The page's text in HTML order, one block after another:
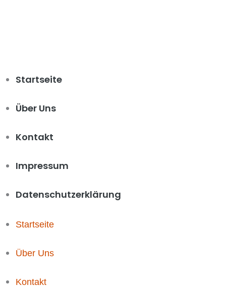
Startseite
Über Uns
Kontakt
Impressum
Datenschutzerklärung
Startseite
Über Uns
Kontakt